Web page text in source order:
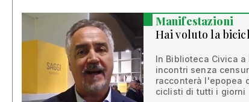
Manifestazioni
Hai voluto la
In Biblioteca Civica a
incontri senza
racconterà l'epopea
ciclisti di tutti i giorni